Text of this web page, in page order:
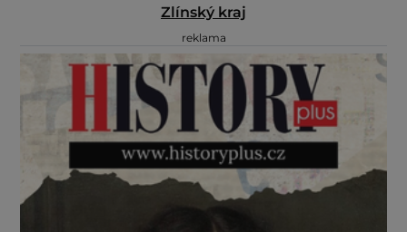
Zlínský kraj
reklama